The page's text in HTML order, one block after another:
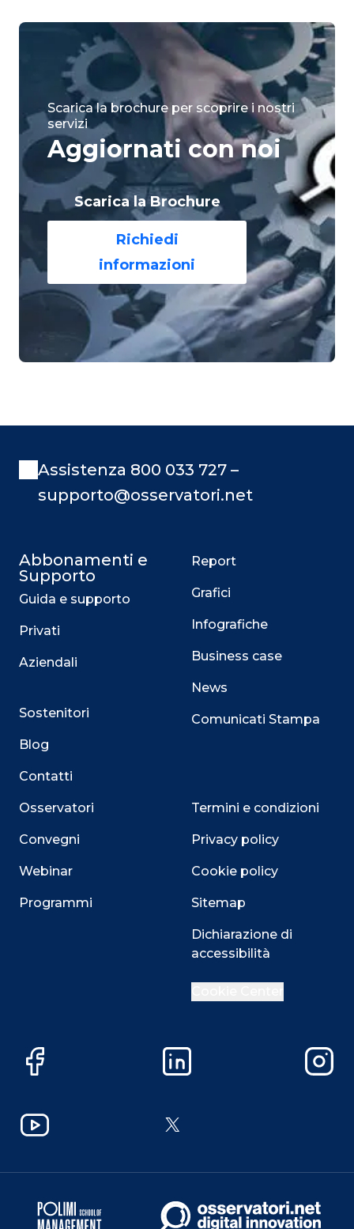
Scarica la brochure per scoprire i nostri
servizi
Aggiornati con noi
Scarica la Brochure
Richiedi
informazioni
Assistenza 800 033 727 –
supporto@osservatori.net
Abbonamenti e
Supporto
Guida e supporto
Privati
Aziendali
Sostenitori
Blog
Contatti
Osservatori
Convegni
Webinar
Programmi
Report
Grafici
Infografiche
Business case
News
Comunicati Stampa
Termini e condizioni
Privacy policy
Cookie policy
Sitemap
Dichiarazione di
accessibilità
Facebook LinkedIn
YouTube X